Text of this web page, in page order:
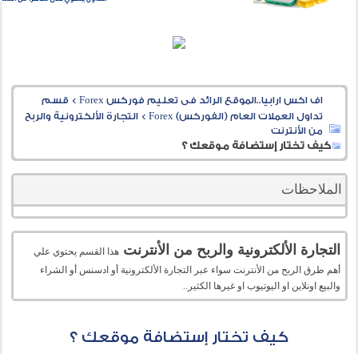
اف اكس ارابيا..الموقع الرائد فى تعليم فوركس Forex > قسم
تداول العملات العام (الفوركس) Forex
>التجارة الألكترونية والربح
من الأنترنت
كيف تختار إستضافة موقعك ؟
الملاحظات
التجارة الألكترونية والربح من الأنترنت هذا القسم يحتوي علي
أهم طرق الربح من الأنترنت سواء عبر التجارة الألكترونية أو ادسنس أو الشراء
والبيع اونلاين او اليوتيوب او غيرها الكثير..
كيف تختار إستضافة موقعك ؟